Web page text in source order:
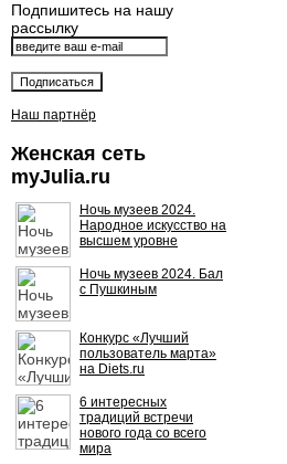
Подпишитесь на нашу
рассылку
Наш партнёр
Женская сеть
myJulia.ru
Ночь музеев 2024.
Народное искусство на
высшем уровне
Ночь музеев 2024. Бал
с Пушкиным
Конкурс «Лучший
пользователь марта»
на Diets.ru
6 интересных
традиций встречи
нового года со всего
мира